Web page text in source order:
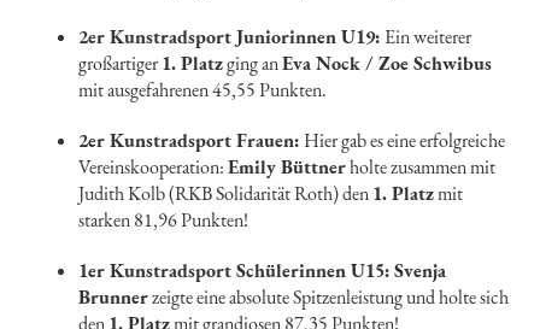
2er Kunstradsport Juniorinnen U19: Ein weiterer
großartiger1. Platzging anEva Nock / Zoe Schwibus
mit ausgefahrenen 45,55 Punkten.
2er Kunstradsport Frauen:Hier gab es eine erfolgreiche
Vereinskooperation:Emily Büttnerholte zusammen mit
Judith Kolb (RKB Solidarität Roth) den1. Platzmit
starken 81,96 Punkten!
1er Kunstradsport Schülerinnen U15:Svenja
Brunnerzeigte eine absolute Spitzenleistung und holte sich
den1. Platzmit grandiosen 87,35 Punkten!